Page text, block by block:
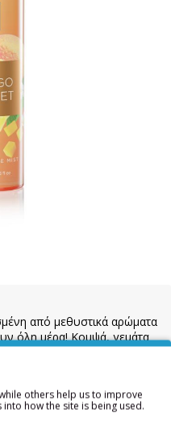
από μεθυστικά αρώματα
όλη μέρα! Κομψά, γεμάτα
που αποπνέουν
το μετά την αγαπημένη σου
σειρά αποτελείται από 10
με σύνθεση glitter για
others help us to improve
how the site is being used.